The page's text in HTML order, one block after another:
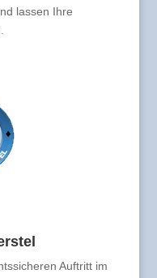
lassen Ihre
Auftritt im